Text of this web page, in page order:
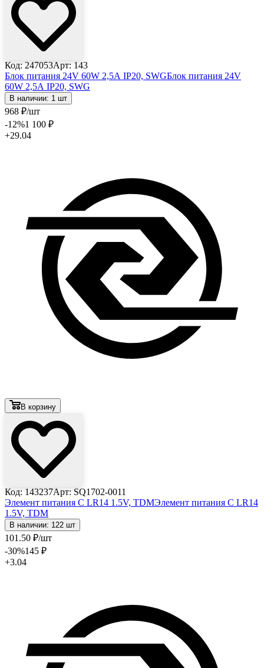
Код: 247053Арт: 143
Блок питания 24V 60W 2,5А IP20, SWGБлок питания 24V
60W 2,5А IP20, SWG
В наличии: 1 шт
968 ₽/шт
-12%1 100 ₽
+29.04
В корзину
Код: 143237Арт: SQ1702-0011
Элемент питания C LR14 1.5V, TDMЭлемент питания C LR14
1.5V, TDM
В наличии: 122 шт
101 .50 ₽/шт
-30%145 ₽
+3.04